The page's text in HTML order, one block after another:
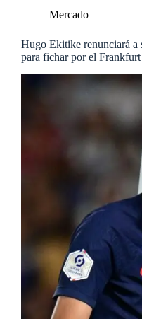
Mercado
Hugo Ekitike renunciará a
para fichar por el Frankfurt